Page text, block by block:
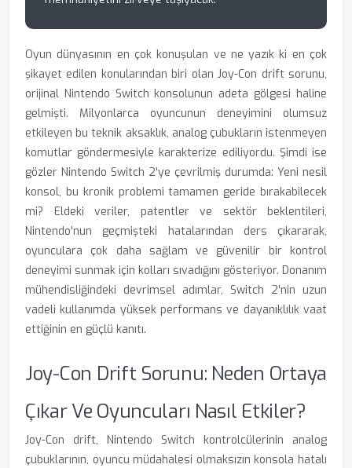
Oyun dünyasının en çok konuşulan ve ne yazık ki en çok
şikayet edilen konularından biri olan Joy-Con drift sorunu,
orijinal Nintendo Switch konsolunun adeta gölgesi haline
gelmişti. Milyonlarca oyuncunun deneyimini olumsuz
etkileyen bu teknik aksaklık, analog çubukların istenmeyen
komutlar göndermesiyle karakterize ediliyordu. Şimdi ise
gözler Nintendo Switch 2'ye çevrilmiş durumda: Yeni nesil
konsol, bu kronik problemi tamamen geride bırakabilecek
mi? Eldeki veriler, patentler ve sektör beklentileri,
Nintendo'nun geçmişteki hatalarından ders çıkararak,
oyunculara çok daha sağlam ve güvenilir bir kontrol
deneyimi sunmak için kolları sıvadığını gösteriyor. Donanım
mühendisliğindeki devrimsel adımlar, Switch 2'nin uzun
vadeli kullanımda yüksek performans ve dayanıklılık vaat
ettiğinin en güçlü kanıtı.
Joy-Con Drift Sorunu: Neden Ortaya
Çıkar Ve Oyuncuları Nasıl Etkiler?
Joy-Con drift, Nintendo Switch kontrolcülerinin analog
çubuklarının, oyuncu müdahalesi olmaksızın konsola hatalı